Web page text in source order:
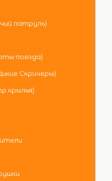
патруль)
поезда)
Скричеры)
крылья)